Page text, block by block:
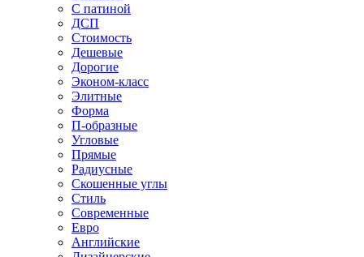
С патиной
ДСП
Стоимость
Дешевые
Дорогие
Эконом-класс
Элитные
Форма
П-образные
Угловые
Прямые
Радиусные
Скошенные углы
Стиль
Современные
Евро
Английские